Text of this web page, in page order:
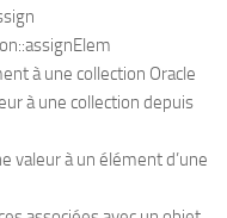
à une collection Oracle
à une collection depuis
valeur à un élément d’une